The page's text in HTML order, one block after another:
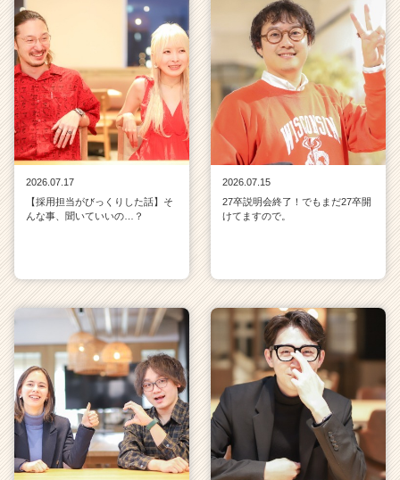
2026.07.17
【採用担当がびっくりした話】そ
んな事、聞いていいの…？
2026.07.15
27卒説明会終了！でもまだ27卒開
けてますので。